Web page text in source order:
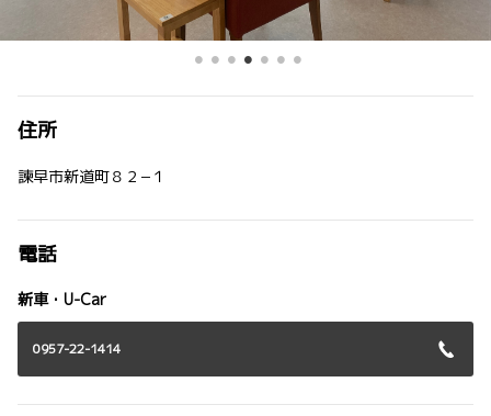
住所
諫早市新道町８２−１
電話
新車・U-Car
0957-22-1414